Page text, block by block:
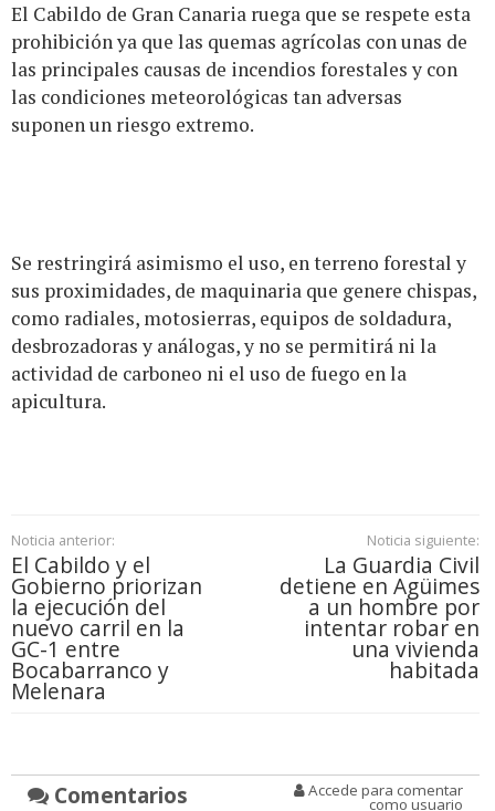
El Cabildo de Gran Canaria ruega que se respete esta
prohibición ya que las quemas agrícolas con unas de
las principales causas de incendios forestales y con
las condiciones meteorológicas tan adversas
suponen un riesgo extremo.
Se restringirá asimismo el uso, en terreno forestal y
sus proximidades, de maquinaria que genere chispas,
como radiales, motosierras, equipos de soldadura,
desbrozadoras y análogas, y no se permitirá ni la
actividad de carboneo ni el uso de fuego en la
apicultura.
Noticia anterior:
El Cabildo y el
Gobierno priorizan
la ejecución del
nuevo carril en la
GC-1 entre
Bocabarranco y
Melenara
Noticia siguiente:
La Guardia Civil
detiene en Agüimes
a un hombre por
intentar robar en
una vivienda
habitada
Comentarios Accede para comentar
como usuario